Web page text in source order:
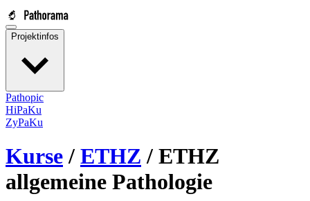
Projektinfos
Pathopic
HiPaKu
ZyPaKu
Kurse / ETHZ / ETHZ
allgemeine Pathologie